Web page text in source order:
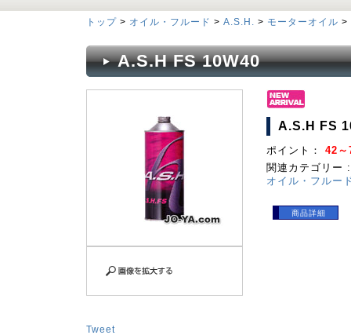
トップ > オイル・フルード > A.S.H. > モーターオイル >
A.S.H FS 10W40
Tweet
A.S.H FS
ポイント： 42
関連カテゴリー :
オイル・フルー
商品詳細